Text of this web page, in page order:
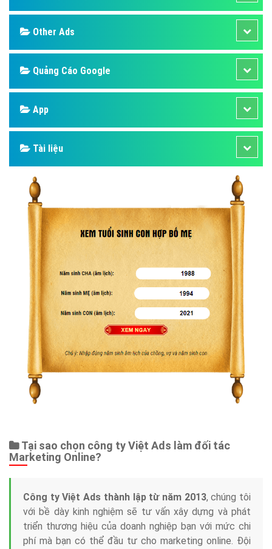
Other Ads
Quảng Cáo Google
App
Tài liệu
Tại sao chọn công ty Việt Ads làm đối tác
Marketing Online?
Công ty Việt Ads thành lập từ năm 2013, chúng tôi
với bề dày kinh nghiệm sẽ tư vấn xây dựng và phát
triển thương hiệu của doanh nghiệp bạn với mức chi
phí mà bạn có thể đầu tư cho marketing online. Đội